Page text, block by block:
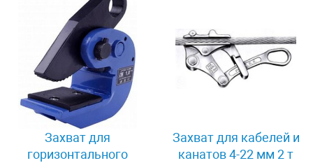
Захват для
горизонтального
Захват для кабелей и
канатов 4-22 мм 2 т